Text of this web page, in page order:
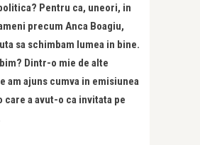
Pentru ca, uneori, in
precum Anca Boagiu,
sa schimbam lumea in bine.
Dintr-o mie de alte
am ajuns cumva in emisiunea
care a avut-o ca invitata pe